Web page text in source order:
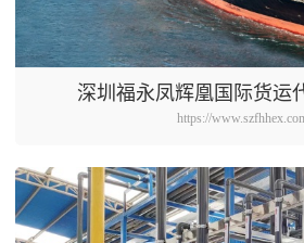
深圳福永凤辉凰国际货运
https://